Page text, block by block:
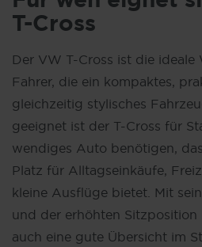
T-Cross
Der VW T-Cross ist die ideale
Fahrer, die ein kompaktes,
gleichzeitig stylisches
geeignet ist der T-Cross für
wendiges Auto benötigen,
Platz für Alltagseinkäufe,
kleine Ausflüge bietet. Mit
und der erhöhten Sitzposition
auch eine gute Übersicht im